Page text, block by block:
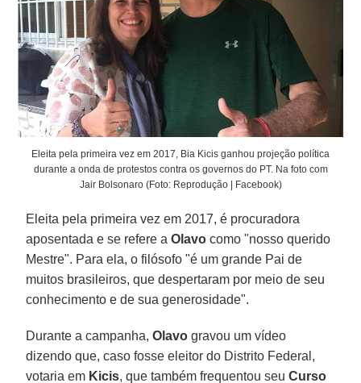
Eleita pela primeira vez em 2017, Bia Kicis ganhou projeção política
durante a onda de protestos contra os governos do PT. Na foto com
Jair Bolsonaro (Foto: Reprodução | Facebook)
Eleita pela primeira vez em 2017, é procuradora
aposentada e se refere aOlavo como "nosso querido
Mestre". Para ela, o filósofo "é um grande Pai de
muitos brasileiros, que despertaram por meio de seu
conhecimento e de sua generosidade".
Durante a campanha,Olavo gravou um vídeo
dizendo que, caso fosse eleitor do Distrito Federal,
votaria em Kicis, que também frequentou seuCurso